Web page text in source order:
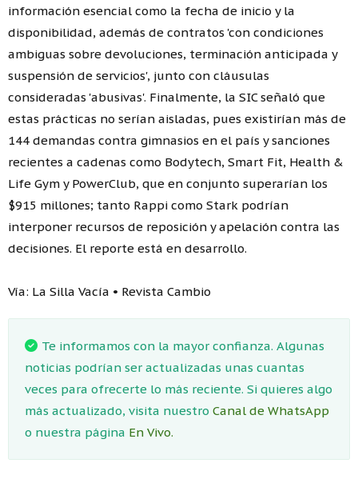
información esencial como la fecha de inicio y la
disponibilidad, además de contratos 'con condiciones
ambiguas sobre devoluciones, terminación anticipada y
suspensión de servicios', junto con cláusulas
consideradas 'abusivas'. Finalmente, la SIC señaló que
estas prácticas no serían aisladas, pues existirían más de
144 demandas contra gimnasios en el país y sanciones
recientes a cadenas como Bodytech, Smart Fit, Health &
Life Gym y PowerClub, que en conjunto superarían los
$915 millones; tanto Rappi como Stark podrían
interponer recursos de reposición y apelación contra las
decisiones. El reporte está en desarrollo.
Vía: La Silla Vacía • Revista Cambio
Te informamos con la mayor confianza. Algunas
noticias podrían ser actualizadas unas cuantas
veces para ofrecerte lo más reciente. Si quieres algo
más actualizado, visita nuestro Canal de WhatsApp
o nuestra página En Vivo.